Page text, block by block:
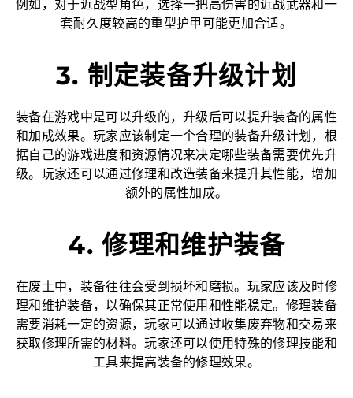
例如，对于近战型角色，选择一把高伤害的近战武器和一
套耐久度较高的重型护甲可能更加合适。
3. 制定装备升级计划
装备在游戏中是可以升级的，升级后可以提升装备的属性
和加成效果。玩家应该制定一个合理的装备升级计划，根
据自己的游戏进度和资源情况来决定哪些装备需要优先升
级。玩家还可以通过修理和改造装备来提升其性能，增加
额外的属性加成。
4. 修理和维护装备
在废土中，装备往往会受到损坏和磨损。玩家应该及时修
理和维护装备，以确保其正常使用和性能稳定。修理装备
需要消耗一定的资源，玩家可以通过收集废弃物和交易来
获取修理所需的材料。玩家还可以使用特殊的修理技能和
工具来提高装备的修理效果。